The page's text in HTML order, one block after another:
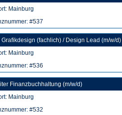
Mainburg
#537
Grafikdesign (fachlich) / Design Lead (m/w/d)
Mainburg
#536
Finanzbuchhaltung (m/w/d)
Mainburg
#532